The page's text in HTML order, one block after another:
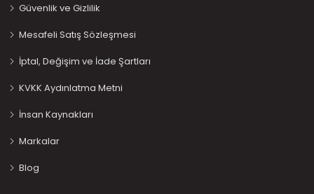
Güvenlik ve Gizlilik
Mesafeli Satış Sözleşmesi
İptal, Değişim ve İade Şartları
KVKK Aydınlatma Metni
İnsan Kaynakları
Markalar
Blog